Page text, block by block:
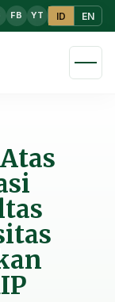
FB YT ID EN